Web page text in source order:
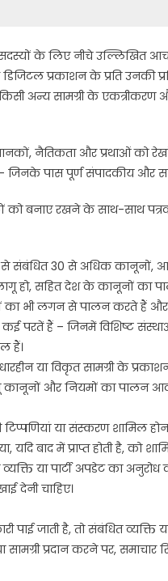
के लिए नीचे उल्लिखित
प्रकाशन के प्रति उनकी
अन्य सामग्री के एकत्रीकरण
नैतिकता और प्रथाओं को
पास पूर्ण संपादकीय और
बनाए रखने के साथ-साथ
संबंधित 30 से अधिक कानूनों,
हो, सहित देश के कानूनों का
का भी लगन से पालन करते हैं
परतें हैं – जिनमें विशिष्ट
हैं।
या विकृत सामग्री के
कानूनों और नियमों का पालन
टिप्पणियां या संस्करण शामिल
यदि बाद में प्राप्त होती है, को
या पार्टी अपडेट का
देनी चाहिए।
जाती है, तो संबंधित व्यक्ति या
प्रदान करने पर, समाचार